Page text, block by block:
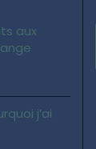
aux
j’ai